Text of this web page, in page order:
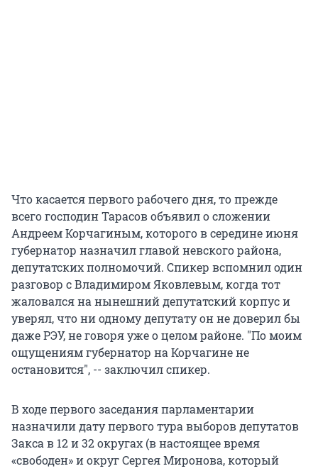
Что касается первого рабочего дня, то прежде
всего господин Тарасов объявил о сложении
Андреем Корчагиным, которого в середине июня
губернатор назначил главой невского района,
депутатских полномочий. Спикер вспомнил один
разговор с Владимиром Яковлевым, когда тот
жаловался на нынешний депутатский корпус и
уверял, что ни одному депутату он не доверил бы
даже РЭУ, не говоря уже о целом районе. "По моим
ощущениям губернатор на Корчагине не
остановится", -- заключил спикер.
В ходе первого заседания парламентарии
назначили дату первого тура выборов депутатов
Закса в 12 и 32 округах (в настоящее время
«свободен» и округ Сергея Миронова, который